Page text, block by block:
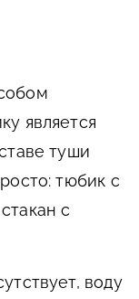
является
туши
тюбик с
с
воду